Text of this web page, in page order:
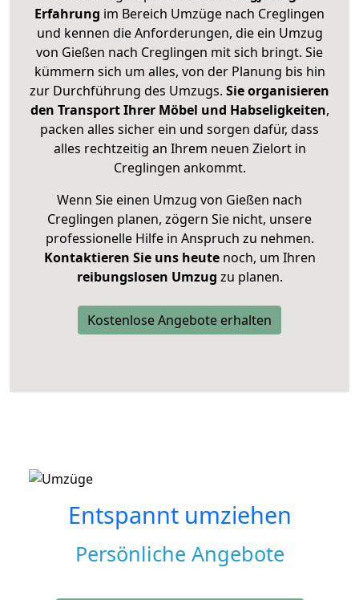
Erfahrung im Bereich Umzüge nach Creglingen
und kennen die Anforderungen, die ein Umzug
von Gießen nach Creglingen mit sich bringt. Sie
kümmern sich um alles, von der Planung bis hin
zur Durchführung des Umzugs. Sie organisieren
den Transport Ihrer Möbel und Habseligkeiten,
packen alles sicher ein und sorgen dafür, dass
alles rechtzeitig an Ihrem neuen Zielort in
Creglingen ankommt.
Wenn Sie einen Umzug von Gießen nach
Creglingen planen, zögern Sie nicht, unsere
professionelle Hilfe in Anspruch zu nehmen.
Kontaktieren Sie uns heutenoch, um Ihren
reibungslosen Umzug zu planen.
Kostenlose Angebote erhalten
Entspannt umziehen
Persönliche Angebote